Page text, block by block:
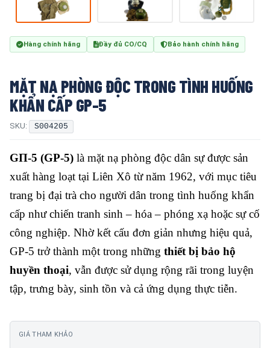
Hàng chính hãng Đầy đủ CO/CQ Bảo hành chính hãng
MẶT NẠ PHÒNG ĐỘC TRONG TÌNH HUỐNG
KHẨN CẤP GP-5
SKU: S004205
GП-5 (GP-5) là mặt nạ phòng độc dân sự được sản
xuất hàng loạt tại Liên Xô từ năm 1962, với mục tiêu
trang bị đại trà cho người dân trong tình huống khẩn
cấp như chiến tranh sinh – hóa – phóng xạ hoặc sự cố
công nghiệp. Nhờ kết cấu đơn giản nhưng hiệu quả,
GP-5 trở thành một trong những thiết bị bảo hộ
huyền thoại, vẫn được sử dụng rộng rãi trong luyện
tập, trưng bày, sinh tồn và cả ứng dụng thực tiễn.
GIÁ THAM KHẢO